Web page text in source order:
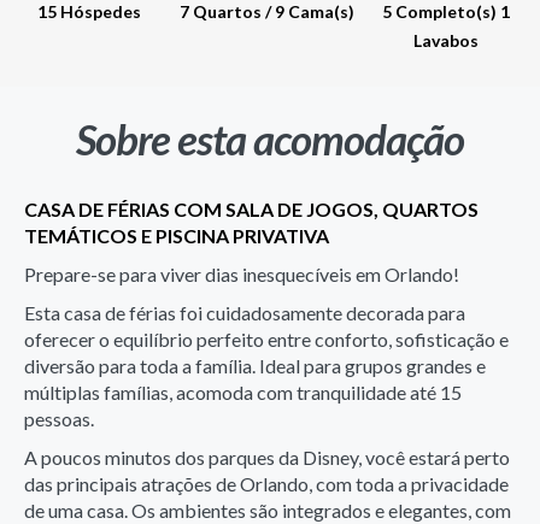
15 Hóspedes 7 Quartos / 9 Cama(s)
5 Completo(s) 1
Lavabos
Sobre esta acomodação
CASA DE FÉRIAS COM SALA DE JOGOS, QUARTOS
TEMÁTICOS E PISCINA PRIVATIVA
Prepare-se para viver dias inesquecíveis em Orlando!
Esta casa de férias foi cuidadosamente decorada para
oferecer o equilíbrio perfeito entre conforto, sofisticação e
diversão para toda a família. Ideal para grupos grandes e
múltiplas famílias, acomoda com tranquilidade até 15
pessoas.
A poucos minutos dos parques da Disney, você estará perto
das principais atrações de Orlando, com toda a privacidade
de uma casa. Os ambientes são integrados e elegantes, com